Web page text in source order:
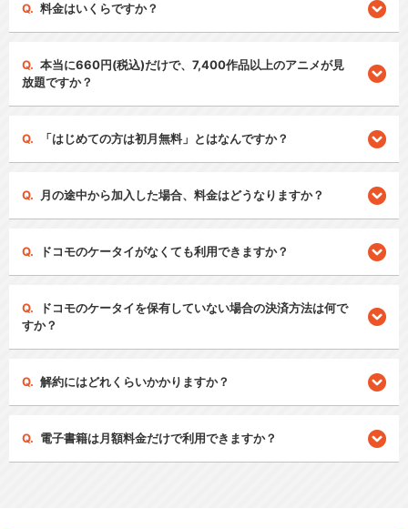
料金はいくらですか？
本当に660円(税込)だけで、7,400作品以上のアニメが見
放題ですか？
「はじめての方は初月無料」とはなんですか？
月の途中から加入した場合、料金はどうなりますか？
ドコモのケータイがなくても利用できますか？
ドコモのケータイを保有していない場合の決済方法は何で
すか？
解約にはどれくらいかかりますか？
電子書籍は月額料金だけで利用できますか？